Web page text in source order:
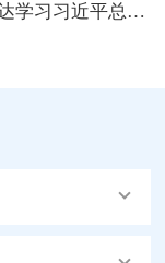
2026年第9次地委会会议，传达学习习近平总书记关于推动全民阅读、建设书香社会的重要论述精神，传达学习中央第六生态环境保护督察组督察西藏自治区动员会精神